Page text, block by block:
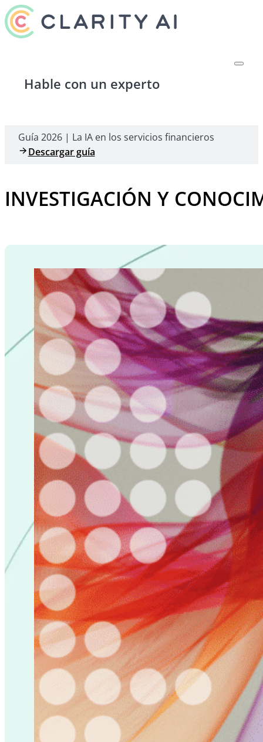
Hable con un experto
Guía 2026 | La IA en los servicios financieros
Descargar guía
INVESTIGACIÓN Y